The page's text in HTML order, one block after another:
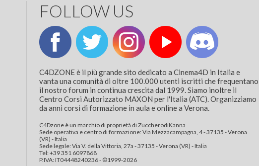
FOLLOW US
C4DZONE è il più grande sito dedicato a Cinema4D in Italia e
vanta una comunità di oltre 100.000 utenti iscritti che frequentano
il nostro forum in continua crescita dal 1999. Siamo inoltre il
Centro Corsi Autorizzato MAXON per l'Italia (ATC). Organizziamo
da anni corsi di formazione in aula e online a Verona.
C4Dzone è un marchio di proprietà di ZuccherodiKanna
Sede operativa e centro di formazione: Via Mezzacampagna, 4 - 37135 - Verona
(VR) - Italia
Sede legale: Via V. della Vittoria, 27a - 37135 - Verona (VR) - Italia
Tel: +39 351 6097868‬
P.IVA: IT04448240236 - ©1999-2026